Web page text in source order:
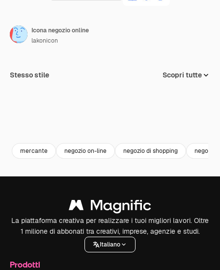
Icona negozio online
lakonicon
Stesso stile Scopri tutte
mercante negozio on-line negozio di shopping negozio
La piattaforma creativa per realizzare i tuoi migliori lavori. Oltre
1 milione di abbonati tra creativi, imprese, agenzie e studi.
Italiano
Prodotti